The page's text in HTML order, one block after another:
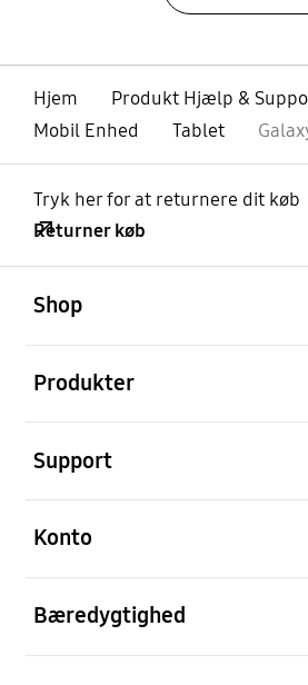
Hjem
Produkt Hjælp &
Mobil Enhed
Tablet
Tryk her for at returnere dit køb
Returner køb
Shop
Produkter
Support
Konto
Bæredygtighed